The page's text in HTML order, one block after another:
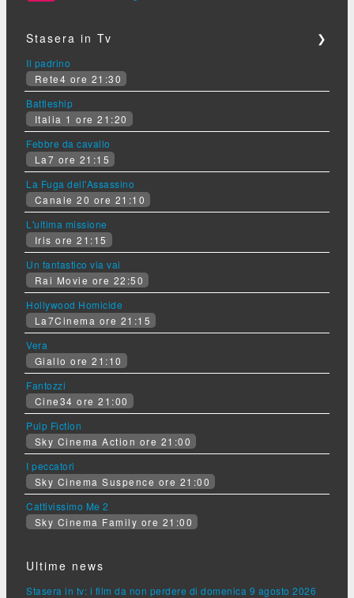
Stasera in Tv ❯
Il padrino
Rete4 ore 21:30
Battleship
Italia 1 ore 21:20
Febbre da cavallo
La7 ore 21:15
La Fuga dell'Assassino
Canale 20 ore 21:10
L'ultima missione
Iris ore 21:15
Un fantastico via vai
Rai Movie ore 22:50
Hollywood Homicide
La7Cinema ore 21:15
Vera
Giallo ore 21:10
Fantozzi
Cine34 ore 21:00
Pulp Fiction
Sky Cinema Action ore 21:00
I peccatori
Sky Cinema Suspence ore 21:00
Cattivissimo Me 2
Sky Cinema Family ore 21:00
Ultime news
Stasera in tv: i film da non perdere di domenica 9 agosto 2026